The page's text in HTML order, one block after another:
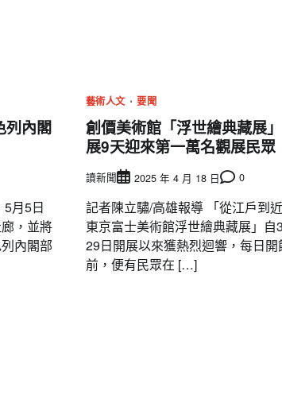
列內閣
月5日
，並將
內閣部
藝術人文 要聞
創價美術館「浮世繪典藏展
展9天迎來第一萬名觀展民眾
讀新聞 2025 年 4 月 18 日 0
記者陳立驌/高雄報導 「從江戶到
東京富士美術館浮世繪典藏展」自
29日開展以來獲熱烈迴響，每日開
前，便有民眾在 […]